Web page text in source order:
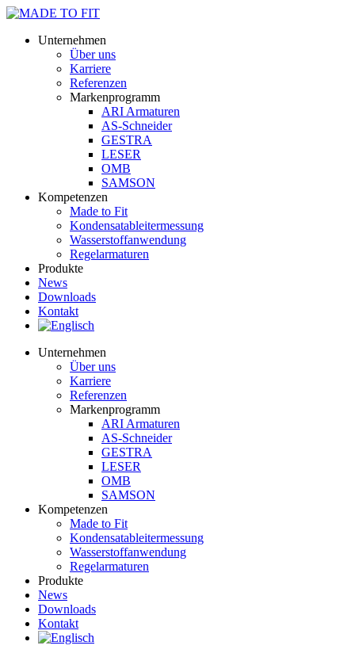
Unternehmen
Über uns
Karriere
Referenzen
Markenprogramm
ARI Armaturen
AS-Schneider
GESTRA
LESER
OMB
SAMSON
Kompetenzen
Made to Fit
Kondensat­ableiter­messung
Wasserstoff­anwendung
Regel­arma­turen
Produkte
News
Downloads
Kontakt
Unternehmen
Über uns
Karriere
Referenzen
Markenprogramm
ARI Armaturen
AS-Schneider
GESTRA
LESER
OMB
SAMSON
Kompetenzen
Made to Fit
Kondensat­ableiter­messung
Wasserstoff­anwendung
Regel­arma­turen
Produkte
News
Downloads
Kontakt